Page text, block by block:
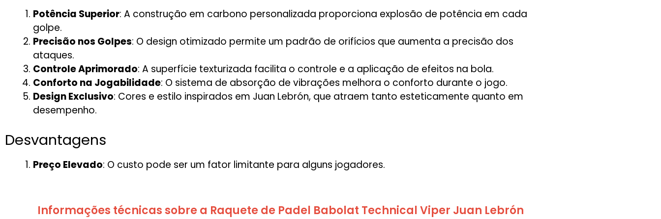
Potência Superior: A construção em carbono personalizada proporciona explosão de potência em cada
golpe.
Precisão nos Golpes: O design otimizado permite um padrão de orifícios que aumenta a precisão dos
ataques.
Controle Aprimorado: A superfície texturizada facilita o controle e a aplicação de efeitos na bola.
Conforto na Jogabilidade: O sistema de absorção de vibrações melhora o conforto durante o jogo.
Design Exclusivo: Cores e estilo inspirados em Juan Lebrón, que atraem tanto esteticamente quanto em
desempenho.
Desvantagens
Preço Elevado: O custo pode ser um fator limitante para alguns jogadores.
Informações técnicas sobre a Raquete de Padel Babolat Technical Viper Juan Lebrón